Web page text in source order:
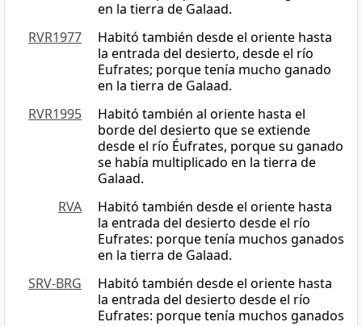
en la tierra de Galaad.
RVR1977
Habitó también desde el oriente hasta
la entrada del desierto, desde el río
Eufrates; porque tenía mucho ganado
en la tierra de Galaad.
RVR1995
Habitó también al oriente hasta el
borde del desierto que se extiende
desde el río Éufrates, porque su ganado
se había multiplicado en la tierra de
Galaad.
RVA
Habitó también desde el oriente hasta
la entrada del desierto desde el río
Eufrates: porque tenía muchos ganados
en la tierra de Galaad.
SRV-BRG
Habitó también desde el oriente hasta
la entrada del desierto desde el río
Eufrates: porque tenía muchos ganados